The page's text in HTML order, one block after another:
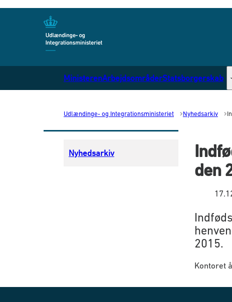
MinisterenArbejdsområderStatsborgerskab
Udlændinge- og Integrationsministeriet Nyhedsarkiv
Nyhedsarkiv
den
2015.
Kontoret